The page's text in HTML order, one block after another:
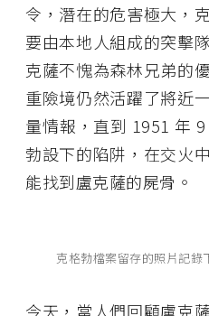
令，潛在的危害極大，
要由本地人組成的突擊
克薩不愧為森林兄弟的
重險境仍然活躍了將近
量情報，直到 1951 年
勃設下的陷阱，在交火
能找到盧克薩的屍骨。
克格勃檔案留存的照片記
今天，當人們回顧盧克